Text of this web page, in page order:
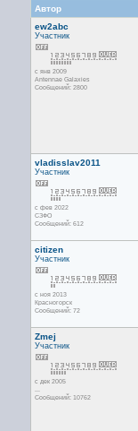
Автор
ew2abc
Участник
с янв 2009
Antennae Galaxies
Сообщений: 2800
vladisslav2011
Участник
с фев 2022
СЗФО
Сообщений: 612
citizen
Участник
с ноя 2013
Красногорск
Сообщений: 72
Zmej
Участник
с дек 2005
...
Сообщений: 10762